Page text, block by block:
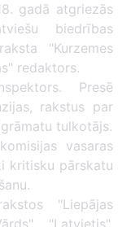
gadā atgriezās
biedrības
"Kurzemes
redaktors.
Presē
rakstus par
tulkotājs.
vasaras
kritisku pārskatu
"Liepājas